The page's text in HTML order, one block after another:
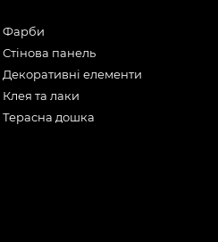
Фарби
Стінова панель
Декоративні елементи
Клея та лаки
Терасна дошка